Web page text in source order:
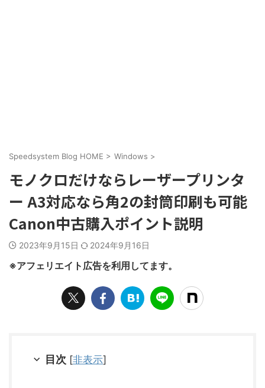
Speedsystem Blog HOME > Windows >
モノクロだけならレーザープリンタ
ー A3対応なら角2の封筒印刷も可能
Canon中古購入ポイント説明
2023年9月15日 2024年9月16日
※アフェリエイト広告を利用してます。
目次 [非表示]